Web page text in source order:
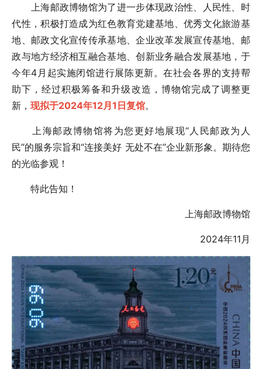
上海邮政博物馆为了进一步体现政治性、人民性、时
代性，积极打造成为红色教育党建基地、优秀文化旅游基
地、邮政文化宣传传承基地、企业改革发展宣传基地、邮
政与地方经济相互融合基地、创新业务融合发展基地，于
今年4月起实施闭馆进行展陈更新。在社会各界的支持帮
助下，经过积极筹备和升级改造，博物馆完成了调整更
新，现拟于2024年12月1日复馆。
上海邮政博物馆将为您更好地展现“人民邮政为人
民”的服务宗旨和“连接美好 无处不在”企业新形象。期待您
的光临参观！
特此告知！
上海邮政博物馆
2024年11月